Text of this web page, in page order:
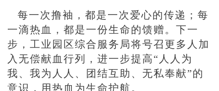
每一次撸袖，都是一次爱心的传递；每
一滴热血，都是一份生命的馈赠。下一
步，工业园区综合服务局将号召更多人加
入无偿献血行列，进一步提高“人人为
我、我为人人、团结互助、无私奉献”的
意识，用热血为生命护航。